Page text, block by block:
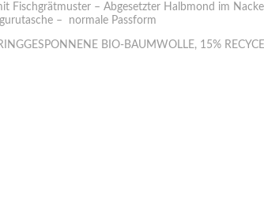
Fischgrätmuster – Abgesetzter Halbmond im
– normale Passform
BIO-BAUMWOLLE, 15%